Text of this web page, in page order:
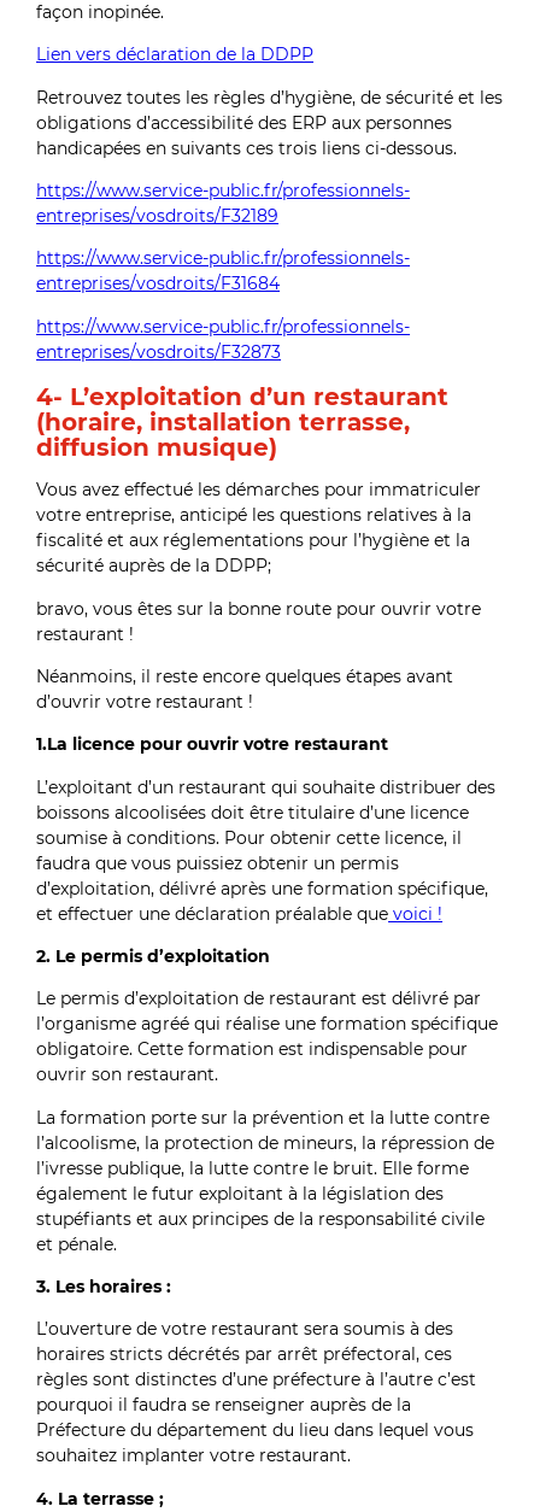
façon inopinée.
Lien vers déclaration de la DDPP
Retrouvez toutes les règles d’hygiène, de sécurité et les
obligations d’accessibilité des ERP aux personnes
handicapées en suivants ces trois liens ci-dessous.
https://www.service-public.fr/professionnels-
entreprises/vosdroits/F32189
https://www.service-public.fr/professionnels-
entreprises/vosdroits/F31684
https://www.service-public.fr/professionnels-
entreprises/vosdroits/F32873
4- L’exploitation d’un restaurant
(horaire, installation terrasse,
diffusion musique)
Vous avez effectué les démarches pour immatriculer
votre entreprise, anticipé les questions relatives à la
fiscalité et aux réglementations pour l’hygiène et la
sécurité auprès de la DDPP;
bravo, vous êtes sur la bonne route pour ouvrir votre
restaurant !
Néanmoins, il reste encore quelques étapes avant
d’ouvrir votre restaurant !
1.La licence pour ouvrir votre restaurant
L’exploitant d’un restaurant qui souhaite distribuer des
boissons alcoolisées doit être titulaire d’une licence
soumise à conditions. Pour obtenir cette licence, il
faudra que vous puissiez obtenir un permis
d’exploitation, délivré après une formation spécifique,
et effectuer une déclaration préalable que voici !
2. Le permis d’exploitation
Le permis d’exploitation de restaurant est délivré par
l’organisme agréé qui réalise une formation spécifique
obligatoire. Cette formation est indispensable pour
ouvrir son restaurant.
La formation porte sur la prévention et la lutte contre
l’alcoolisme, la protection de mineurs, la répression de
l’ivresse publique, la lutte contre le bruit. Elle forme
également le futur exploitant à la législation des
stupéfiants et aux principes de la responsabilité civile
et pénale.
3. Les horaires :
L’ouverture de votre restaurant sera soumis à des
horaires stricts décrétés par arrêt préfectoral, ces
règles sont distinctes d’une préfecture à l’autre c’est
pourquoi il faudra se renseigner auprès de la
Préfecture du département du lieu dans lequel vous
souhaitez implanter votre restaurant.
4. La terrasse ;